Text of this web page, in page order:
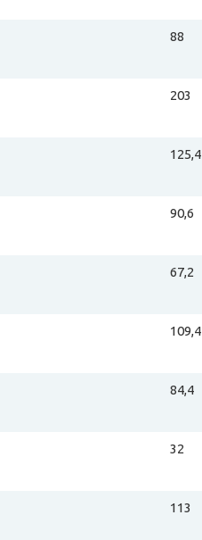
88
203
125,4
90,6
67,2
109,4
84,4
32
113